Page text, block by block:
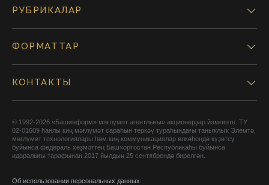
РУБРИКАЛАР
ФОРМАТТАР
КОНТАКТЫ
© 1992-2026 «Башинформ» мәғлүмәт агентлығы» акционерҙар йәмғиәте. ТУ
02-01609 һанлы киң мәғлүмәт сараһын теркәү тураһындағы таныҡлыҡ Элемтә,
мәғлүмәт технологиялары һәм киң коммуникациялар өлкәһендә күҙәтеү
буйынса федераль хеҙмәттең Башҡортостан Республикаһы буйынса
идаралығы тарафынан 2017 йылдың 25 сентябрендә бирелгән.
Об использовании персональных данных